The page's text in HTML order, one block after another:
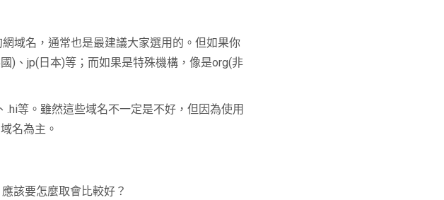
域名，通常也是最建議大家選用的。但如果你
)、jp(日本)等；而如果是特殊機構，像是org(非
等。雖然這些域名不一定是不好，但因為使用
名為主。
該要怎麼取會比較好？